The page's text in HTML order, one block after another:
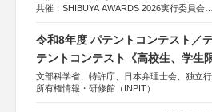
共催：SHIBUYA AWARDS 2026実行委員会
令和8年度 パテントコンテスト／
テントコンテスト《高校生、学生
文部科学省、特許庁、日本弁理士会、独立
所有権情報・研修館（INPIT）